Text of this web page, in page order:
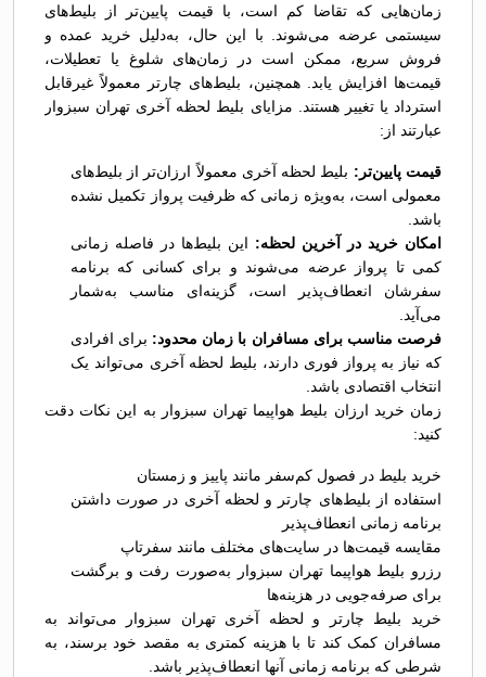
زمان‌هایی که تقاضا کم است، با قیمت پایین‌تر از بلیط‌های
سیستمی عرضه می‌شوند. با این حال، به‌دلیل خرید عمده و
فروش سریع، ممکن است در زمان‌های شلوغ یا تعطیلات،
قیمت‌ها افزایش یابد. همچنین، بلیط‌های چارتر معمولاً غیرقابل
استرداد یا تغییر هستند. مزایای بلیط لحظه آخری تهران سبزوار
عبارتند از:
قیمت پایین‌تر: بلیط لحظه آخری معمولاً ارزان‌تر از بلیط‌های
معمولی است، به‌ویژه زمانی که ظرفیت پرواز تکمیل نشده
باشد.
امکان خرید در آخرین لحظه: این بلیط‌ها در فاصله زمانی
کمی تا پرواز عرضه می‌شوند و برای کسانی که برنامه
سفرشان انعطاف‌پذیر است، گزینه‌ای مناسب به‌شمار
می‌آید.
فرصت مناسب برای مسافران با زمان محدود: برای افرادی
که نیاز به پرواز فوری دارند، بلیط لحظه آخری می‌تواند یک
انتخاب اقتصادی باشد.
زمان خرید ارزان بلیط هواپیما تهران سبزوار به این نکات دقت
کنید:
خرید بلیط در فصول کم‌سفر مانند پاییز و زمستان
استفاده از بلیط‌های چارتر و لحظه آخری در صورت داشتن
برنامه زمانی انعطاف‌پذیر
مقایسه قیمت‌ها در سایت‌های مختلف مانند سفرتاپ
رزرو بلیط هواپیما تهران سبزوار به‌صورت رفت و برگشت
برای صرفه‌جویی در هزینه‌ها
خرید بلیط چارتر و لحظه آخری تهران سبزوار می‌تواند به
مسافران کمک کند تا با هزینه کمتری به مقصد خود برسند، به
شرطی که برنامه زمانی آنها انعطاف‌پذیر باشد.